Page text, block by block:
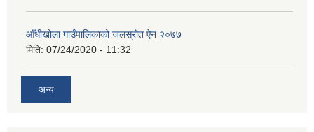
आँधीखोला गाउँपालिकाको जलस्रोत ऐन २०७७
मिति: 07/24/2020 - 11:32
अन्य